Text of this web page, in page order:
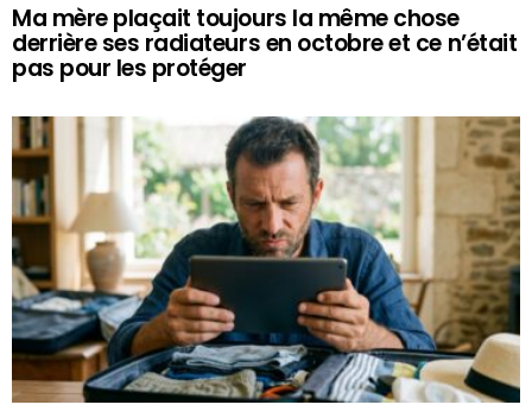
Ma mère plaçait toujours la même chose
derrière ses radiateurs en octobre et ce n’était
pas pour les protéger